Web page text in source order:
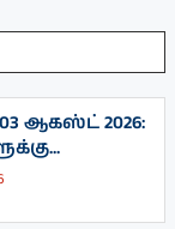
ஆகஸ்ட் 2026: